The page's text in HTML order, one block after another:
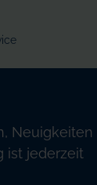
Neuigkeiten
ist jederzeit